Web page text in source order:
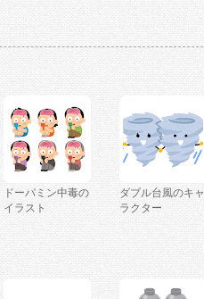
ドーパミン中毒の
イラスト
ダブル台風のキャ
ラクター